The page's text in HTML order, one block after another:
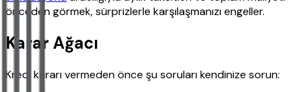
önceden görmek, sürprizlerle karşılaşmanızı engeller.
Karar Ağacı
Kredi kararı vermeden önce şu soruları kendinize sorun: